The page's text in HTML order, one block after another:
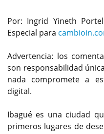
Por: Ingrid Yineth
Especial para
Advertencia: los
son responsabilidad
nada compromete a
digital.
Ibagué es una ciudad
primeros lugares de